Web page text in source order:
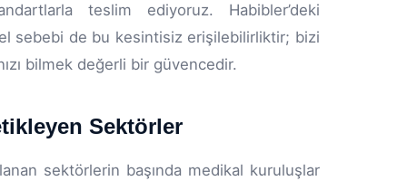
teslim ediyoruz. Habibler’deki
sebebi de bu kesintisiz erişilebilirliktir; bizi
bilmek değerli bir güvencedir.
Sektörler
sektörlerin başında medikal kuruluşlar